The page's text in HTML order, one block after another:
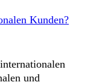
Kunden?
und